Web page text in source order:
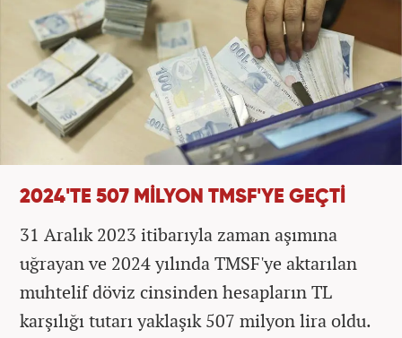
2024'TE 507 MİLYON TMSF'YE GEÇTİ
31 Aralık 2023 itibarıyla zaman aşımına
uğrayan ve 2024 yılında TMSF'ye aktarılan
muhtelif döviz cinsinden hesapların TL
karşılığı tutarı yaklaşık 507 milyon lira oldu.